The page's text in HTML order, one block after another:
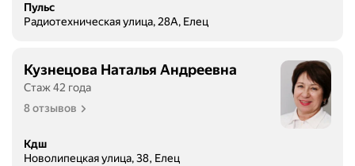
Пульс
Радиотехническая улица, 28А, Елец
Кузнецова Наталья Андреевна
Стаж 42 года
8 отзывов
Кдш
Новолипецкая улица, 38, Елец